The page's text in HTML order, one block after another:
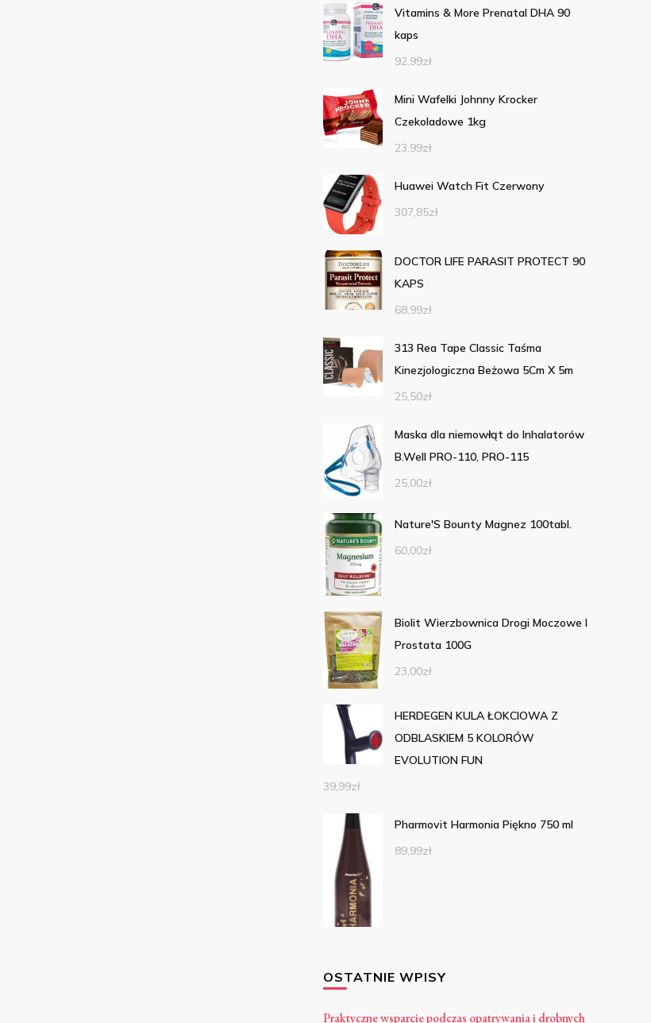
Vitamins & More Prenatal DHA 90
kaps
92,99zł
Mini Wafelki Johnny Krocker
Czekoladowe 1kg
23,99zł
Huawei Watch Fit Czerwony
307,85zł
DOCTOR LIFE PARASIT PROTECT 90
KAPS
68,99zł
313 Rea Tape Classic Taśma
Kinezjologiczna Beżowa 5Cm X 5m
25,50zł
Maska dla niemowłąt do Inhalatorów
B.Well PRO-110, PRO-115
25,00zł
Nature'S Bounty Magnez 100tabl.
60,00zł
Biolit Wierzbownica Drogi Moczowe I
Prostata 100G
23,00zł
HERDEGEN KULA ŁOKCIOWA Z
ODBLASKIEM 5 KOLORÓW
EVOLUTION FUN
39,99zł
Pharmovit Harmonia Piękno 750 ml
89,99zł
OSTATNIE WPISY
Praktyczne wsparcie podczas opatrywania i drobnych